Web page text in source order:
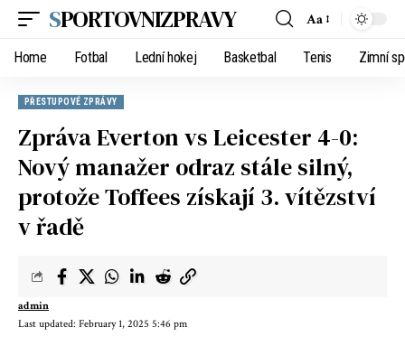
SPORTOVNIZPRAVY Aa
Home Fotbal Lední hokej Basketbal Tenis Zimní
PŘESTUPOVÉ ZPRÁVY
Zpráva Everton vs Leicester 4-0:
Nový manažer odraz stále silný,
protože Toffees získají 3. vítězství
v řadě
Last updated: February 1, 2025 5:46 pm
admin